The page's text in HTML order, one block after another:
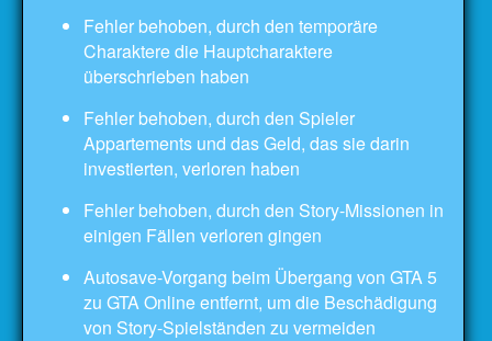
Fehler behoben, durch den temporäre
Charaktere die Hauptcharaktere
überschrieben haben
Fehler behoben, durch den Spieler
Appartements und das Geld, das sie darin
investierten, verloren haben
Fehler behoben, durch den Story-Missionen in
einigen Fällen verloren gingen
Autosave-Vorgang beim Übergang von GTA 5
zu GTA Online entfernt, um die Beschädigung
von Story-Spielständen zu vermeiden